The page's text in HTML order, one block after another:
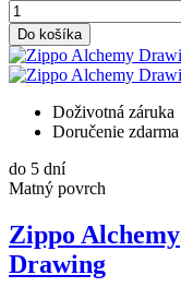
Do košíka
Doživotná záruka
Doručenie zdarma
do 5 dní
Matný povrch
Zippo Alchemy
Drawing